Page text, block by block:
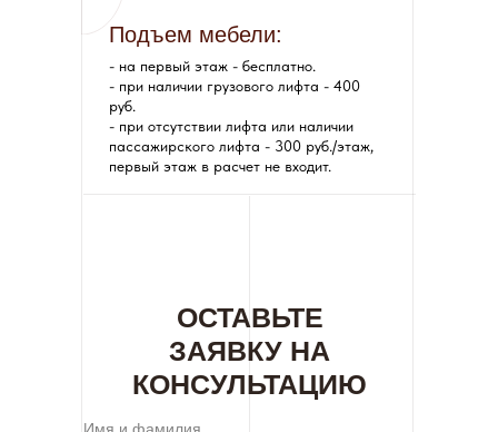
- на первый этаж - бесплатно.
- при наличии грузового лифта - 400
руб.
- при отсутствии лифта или наличии
пассажирского лифта - 300 руб./этаж,
первый этаж в расчет не входит.
Подъем мебели:
ОСТАВЬТЕ
ЗАЯВКУ НА
КОНСУЛЬТАЦИЮ